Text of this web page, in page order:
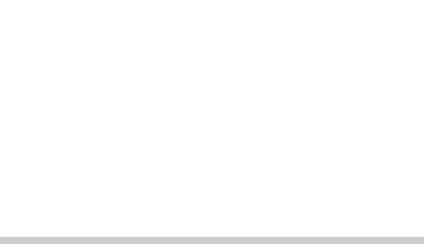
Zebra Gc420t Minas Gerais